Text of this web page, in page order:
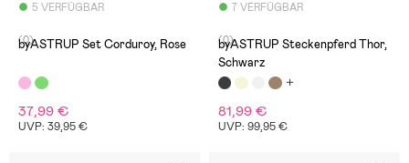
5 VERFÜGBAR
(0)
byASTRUP Set Corduroy, Rose
37,99 €
UVP: 39,95 €
7 VERFÜGBAR
(0)
byASTRUP Steckenpferd Thor,
Schwarz
81,99 €
UVP: 99,95 €